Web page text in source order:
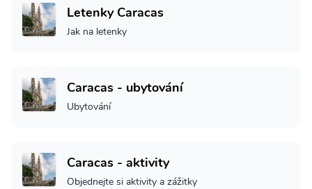
Letenky Caracas
Jak na letenky
Caracas - ubytování
Ubytování
Caracas - aktivity
Objednejte si aktivity a zážitky